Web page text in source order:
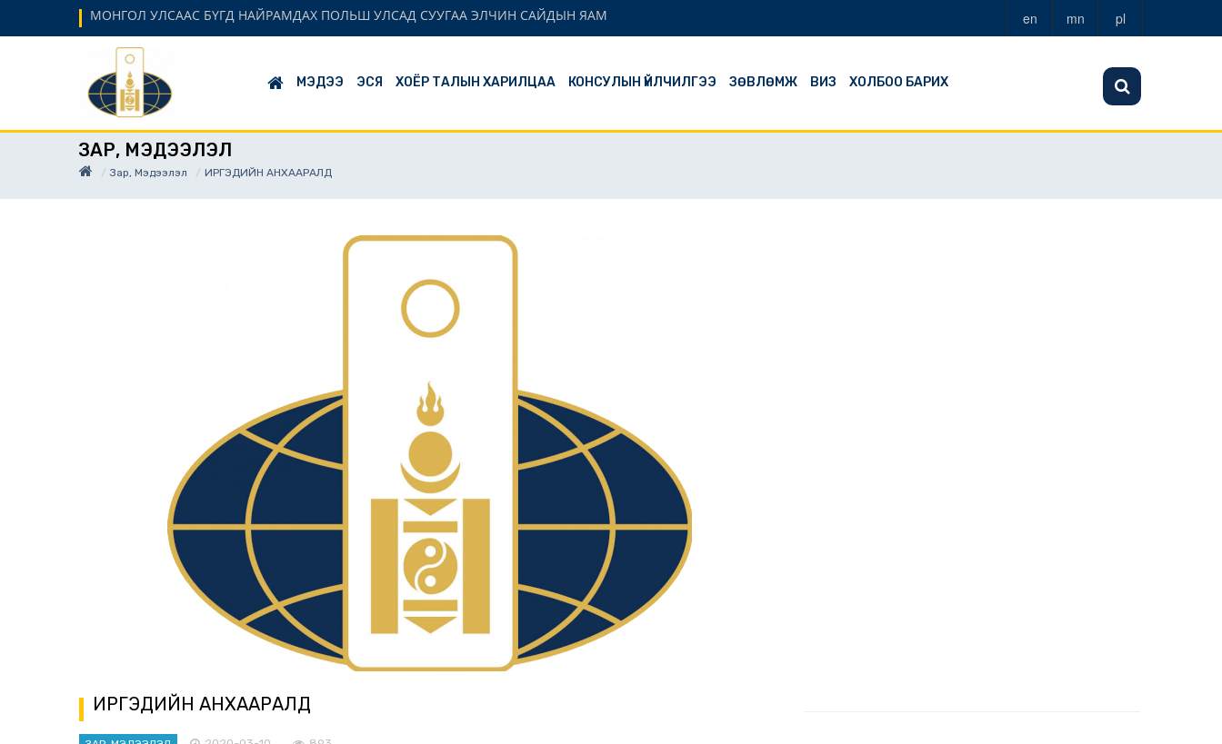
МОНГОЛ УЛСААС БҮГД НАЙРАМДАХ ПОЛЬШ УЛСАД СУУГАА ЭЛЧИН САЙДЫН ЯАМ en mn pl
МЭДЭЭ ЭСЯ ХОЁР ТАЛЫН ХАРИЛЦАА КОНСУЛЫН ҮЙЛЧИЛГЭЭ ЗӨВЛӨМЖ ВИЗ ХОЛБОО БАРИХ
ЗАР, МЭДЭЭЛЭЛ
Зар, Мэдээлэл ИРГЭДИЙН АНХААРАЛД
ИРГЭДИЙН АНХААРАЛД